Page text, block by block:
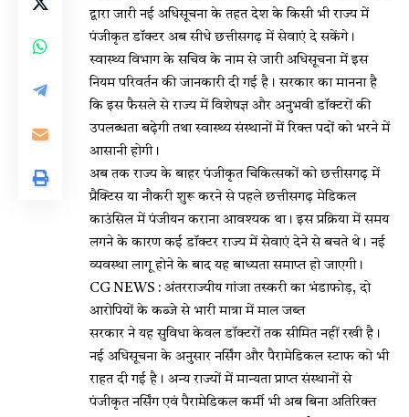
द्वारा जारी नई अधिसूचना के तहत देश के किसी भी राज्य में
पंजीकृत डॉक्टर अब सीधे छत्तीसगढ़ में सेवाएं दे सकेंगे।
स्वास्थ्य विभाग के सचिव के नाम से जारी अधिसूचना में इस
नियम परिवर्तन की जानकारी दी गई है। सरकार का मानना है
कि इस फैसले से राज्य में विशेषज्ञ और अनुभवी डॉक्टरों की
उपलब्धता बढ़ेगी तथा स्वास्थ्य संस्थानों में रिक्त पदों को भरने में
आसानी होगी।
अब तक राज्य के बाहर पंजीकृत चिकित्सकों को छत्तीसगढ़ में
प्रैक्टिस या नौकरी शुरू करने से पहले छत्तीसगढ़ मेडिकल
काउंसिल में पंजीयन कराना आवश्यक था। इस प्रक्रिया में समय
लगने के कारण कई डॉक्टर राज्य में सेवाएं देने से बचते थे। नई
व्यवस्था लागू होने के बाद यह बाध्यता समाप्त हो जाएगी।
CG NEWS : अंतरराज्यीय गांजा तस्करी का भंडाफोड़, दो
आरोपियों के कब्जे से भारी मात्रा में माल जब्त
सरकार ने यह सुविधा केवल डॉक्टरों तक सीमित नहीं रखी है।
नई अधिसूचना के अनुसार नर्सिंग और पैरामेडिकल स्टाफ को भी
राहत दी गई है। अन्य राज्यों में मान्यता प्राप्त संस्थानों से
पंजीकृत नर्सिंग एवं पैरामेडिकल कर्मी भी अब बिना अतिरिक्त